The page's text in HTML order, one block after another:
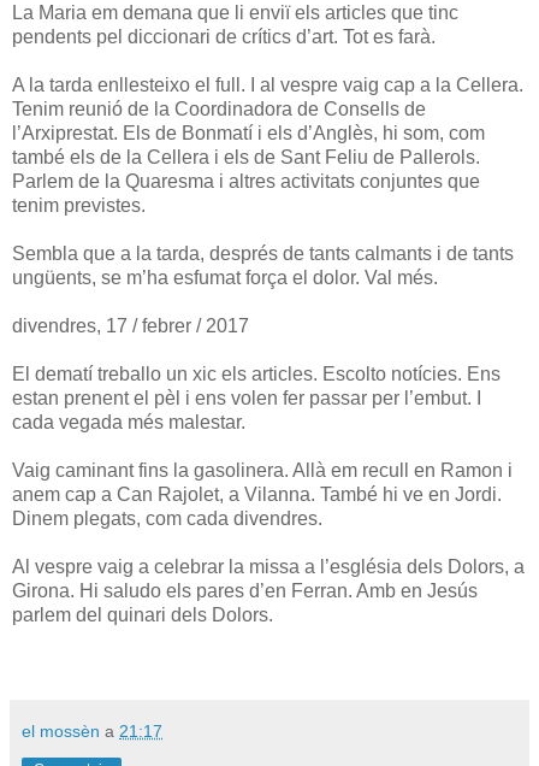
La Maria em demana que li enviï els articles que tinc
pendents pel diccionari de crítics d’art. Tot es farà.
A la tarda enllesteixo el full. I al vespre vaig cap a la Cellera.
Tenim reunió de la Coordinadora de Consells de
l’Arxiprestat. Els de Bonmatí i els d’Anglès, hi som, com
també els de la Cellera i els de Sant Feliu de Pallerols.
Parlem de la Quaresma i altres activitats conjuntes que
tenim previstes.
Sembla que a la tarda, després de tants calmants i de tants
ungüents, se m’ha esfumat força el dolor. Val més.
divendres, 17 / febrer / 2017
El dematí treballo un xic els articles. Escolto notícies. Ens
estan prenent el pèl i ens volen fer passar per l’embut. I
cada vegada més malestar.
Vaig caminant fins la gasolinera. Allà em recull en Ramon i
anem cap a Can Rajolet, a Vilanna. També hi ve en Jordi.
Dinem plegats, com cada divendres.
Al vespre vaig a celebrar la missa a l’església dels Dolors, a
Girona. Hi saludo els pares d’en Ferran. Amb en Jesús
parlem del quinari dels Dolors.
el mossèn a 21:17